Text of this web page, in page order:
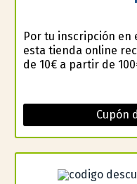
Por tu inscripción en
esta tienda online
de 10€ a partir de
Cupón